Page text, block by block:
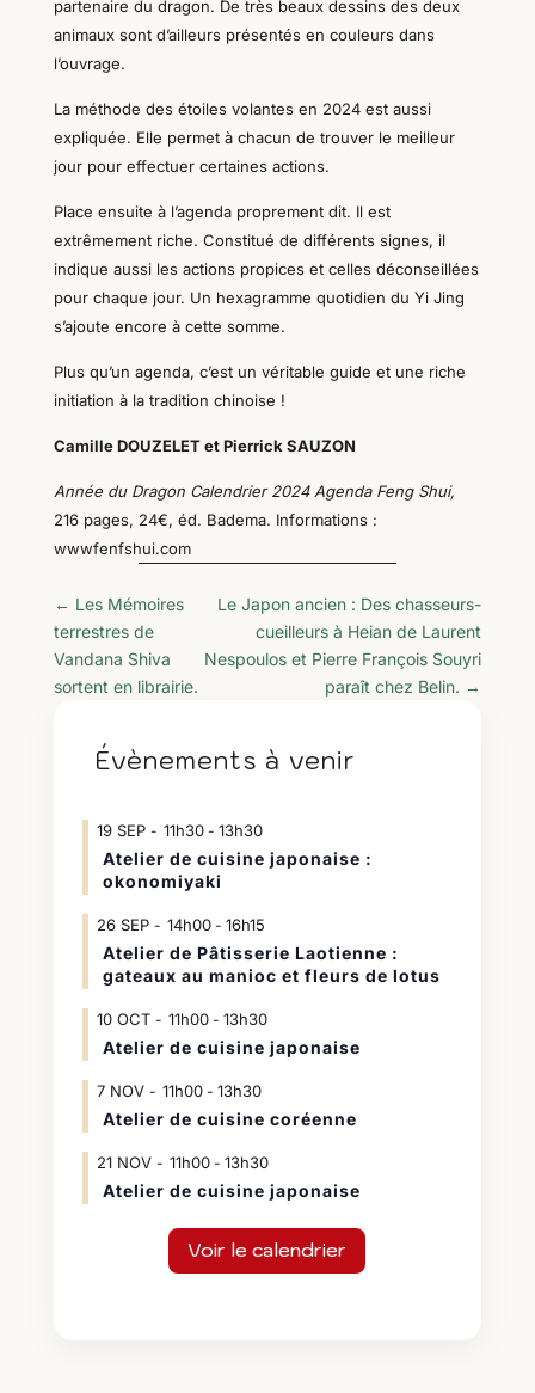
partenaire du dragon. De très beaux dessins des deux
animaux sont d’ailleurs présentés en couleurs dans
l’ouvrage.
La méthode des étoiles volantes en 2024 est aussi
expliquée. Elle permet à chacun de trouver le meilleur
jour pour effectuer certaines actions.
Place ensuite à l’agenda proprement dit. Il est
extrêmement riche. Constitué de différents signes, il
indique aussi les actions propices et celles déconseillées
pour chaque jour. Un hexagramme quotidien du Yi Jing
s’ajoute encore à cette somme.
Plus qu’un agenda, c’est un véritable guide et une riche
initiation à la tradition chinoise !
Camille DOUZELET et Pierrick SAUZON
Année du Dragon Calendrier 2024 Agenda Feng Shui,
216pages, 24€, éd. Badema. Informations :
wwwfenfshui.com
← Les Mémoires
terrestres de
Vandana Shiva
sortent en librairie.
Le Japon ancien : Des chasseurs-
cueilleurs à Heian de Laurent
Nespoulos et Pierre François Souyri
paraît chez Belin. →
Évènements à venir
19 SEP 11h30- 13h30
Atelier de cuisine japonaise :
okonomiyaki
26 SEP 14h00- 16h15
Atelier de Pâtisserie Laotienne :
gateaux au manioc et fleurs de lotus
10 OCT 11h00- 13h30
Atelier de cuisine japonaise
7 NOV 11h00- 13h30
Atelier de cuisine coréenne
21 NOV 11h00- 13h30
Atelier de cuisine japonaise
Voir le calendrier